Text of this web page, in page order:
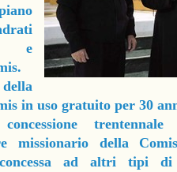
e
in uso gratuito per 30
missionario della
concessa ad altri tipi